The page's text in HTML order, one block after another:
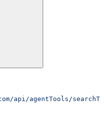
api/agentTools/